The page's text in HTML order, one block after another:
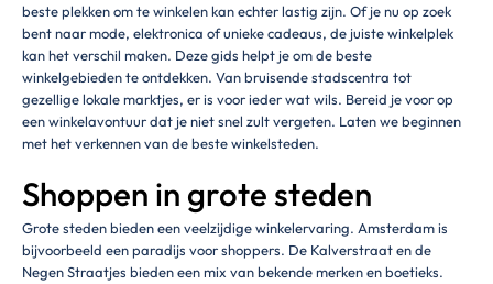
beste plekken om te winkelen kan echter lastig zijn. Of je nu op zoek
bent naar mode, elektronica of unieke cadeaus, de juiste winkelplek
kan het verschil maken. Deze gids helpt je om de beste
winkelgebieden te ontdekken. Van bruisende stadscentra tot
gezellige lokale marktjes, er is voor ieder wat wils. Bereid je voor op
een winkelavontuur dat je niet snel zult vergeten. Laten we beginnen
met het verkennen van de beste winkelsteden.
Shoppen in grote steden
Grote steden bieden een veelzijdige winkelervaring. Amsterdam is
bijvoorbeeld een paradijs voor shoppers. De Kalverstraat en de
Negen Straatjes bieden een mix van bekende merken en boetieks.